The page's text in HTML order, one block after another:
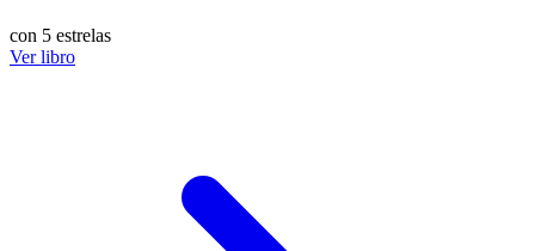
con 5 estrelas
Ver libro